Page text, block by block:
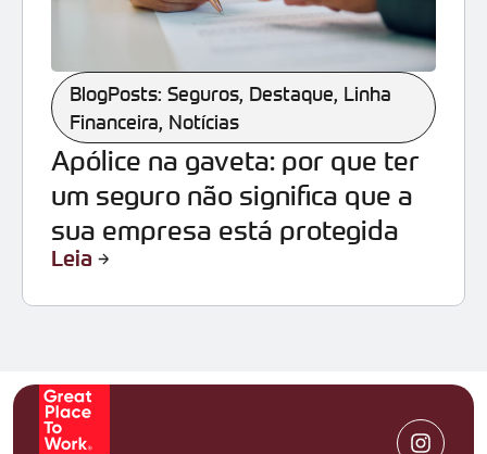
BlogPosts: Seguros, Destaque, Linha
Financeira, Notícias
Apólice na gaveta: por que ter
um seguro não significa que a
sua empresa está protegida
Leia